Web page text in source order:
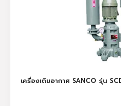
เครื่องเติมอากาศ SANCO รุ่น